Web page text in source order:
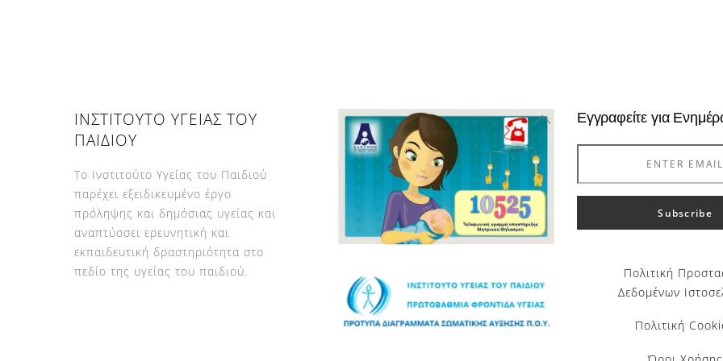
Back
ΙΝΣΤΙΤΟΥΤΟ ΥΓΕΙΑΣ ΤΟΥ
ΠΑΙΔΙΟΥ
Το Ινστιτούτο Υγείας του Παιδιού
παρέχει εξειδικευμένο έργο
πρόληψης και δημόσιας υγείας και
αναπτύσσει ερευνητική και
εκπαιδευτική δραστηριότητα στο
πεδίο της υγείας του παιδιού.
Εγγραφείτε για
Πολιτική
Δεδομένων
Πολιτική